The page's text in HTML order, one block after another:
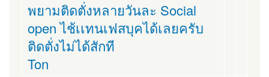
พยามติดตั่งหลายวันละ Social
open ไช้เเทนเฟสบุคได้เลยครับ
ติดตั่งไม่ได้สักที
Ton